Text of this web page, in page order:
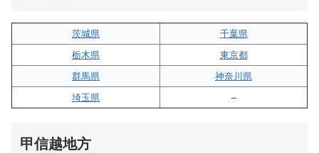
茨城県
千葉県
栃木県
東京都
群馬県
神奈川県
埼玉県
–
甲信越地方